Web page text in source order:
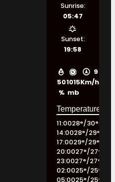
50
%
1015
mb
9
Km/h
Sunrise:
05:47
Sunset:
19:58
11:0028°/30°
14:0028°/29°
17:0029°/29°
20:0027°/27°
23:0027°/27°
02:0025°/25°
05:0025°/25°